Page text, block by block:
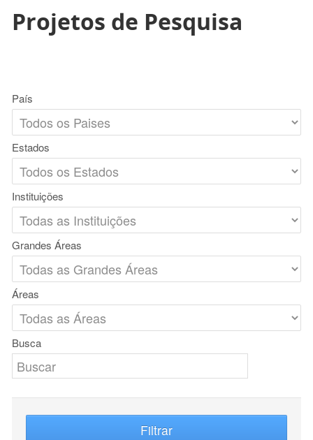
Projetos de Pesquisa
País
Estados
Instituições
Grandes Áreas
Áreas
Busca
Filtrar